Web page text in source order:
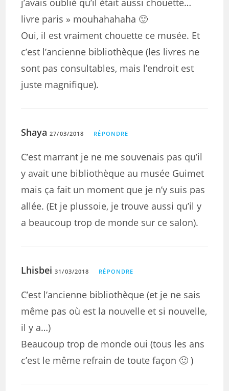
j’avais oublié qu’il était aussi chouette…
livre paris » mouhahahaha 🙂
Oui, il est vraiment chouette ce musée. Et
c’est l’ancienne bibliothèque (les livres ne
sont pas consultables, mais l’endroit est
juste magnifique).
Shaya 27/03/2018 RÉPONDRE
C’est marrant je ne me souvenais pas qu’il
y avait une bibliothèque au musée Guimet
mais ça fait un moment que je n’y suis pas
allée. (Et je plussoie, je trouve aussi qu’il y
a beaucoup trop de monde sur ce salon).
Lhisbei 31/03/2018 RÉPONDRE
C’est l’ancienne bibliothèque (et je ne sais
même pas où est la nouvelle et si nouvelle,
il y a…)
Beaucoup trop de monde oui (tous les ans
c’est le même refrain de toute façon 🙂 )